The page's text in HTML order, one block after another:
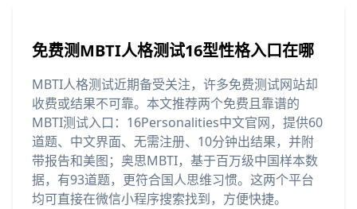
免费测MBTI人格测试16型性格入口在哪
MBTI人格测试近期备受关注，许多免费测试网站却
收费或结果不可靠。本文推荐两个免费且靠谱的
MBTI测试入口：16Personalities中文官网，提供60
道题、中文界面、无需注册、10分钟出结果，并附
带报告和美图；奥思MBTI，基于百万级中国样本数
据，有93道题，更符合国人思维习惯。这两个平台
均可直接在微信小程序搜索找到，方便快捷。